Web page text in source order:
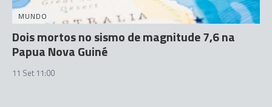
MUNDO
Dois mortos no sismo de magnitude 7,6 na
Papua Nova Guiné
11 Set 11:00